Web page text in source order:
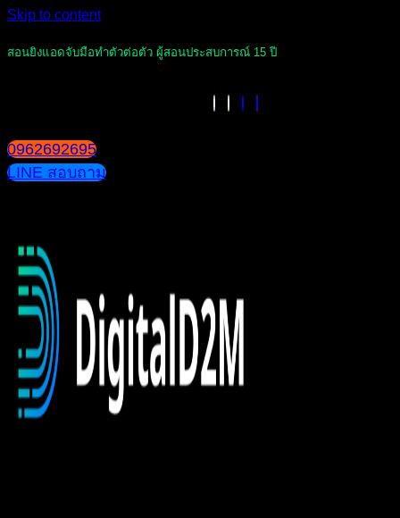
Skip to content
สอนยิงแอดจับมือทำตัวต่อตัว ผู้สอนประสบการณ์ 15 ปี
0962692695
LINE สอบถาม